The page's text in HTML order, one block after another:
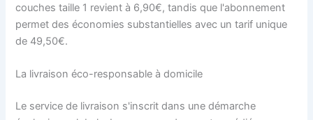
couches taille 1 revient à 6,90€, tandis que l'abonnement
permet des économies substantielles avec un tarif unique
de 49,50€.
La livraison éco-responsable à domicile
Le service de livraison s'inscrit dans une démarche